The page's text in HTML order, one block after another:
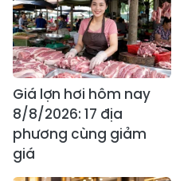
Giá lợn hơi hôm nay
8/8/2026: 17 địa
phương cùng giảm
giá